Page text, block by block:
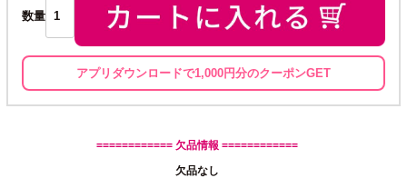
数量
アプリダウンロードで1,000円分のクーポンGET
============ 欠品情報 ============
欠品なし